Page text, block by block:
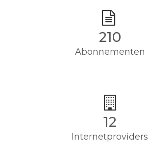
210
Abonnementen
12
Internetproviders